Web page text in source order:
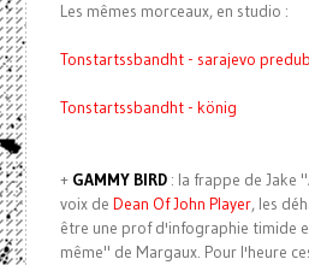
Les mêmes morceaux, en studio :
Tonstartssbandht - sarajevo predub
Tonstartssbandht - könig
+GAMMY BIRD: la frappe de Jake
voix de Dean Of John Player, les
être une prof d'infographie timide
même" de Margaux. Pour l'heure